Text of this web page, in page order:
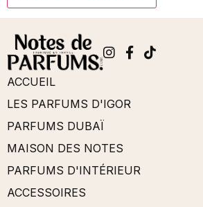
ACCUEIL
LES PARFUMS D'IGOR
PARFUMS DUBAÏ
MAISON DES NOTES
PARFUMS D'INTÉRIEUR
ACCESSOIRES